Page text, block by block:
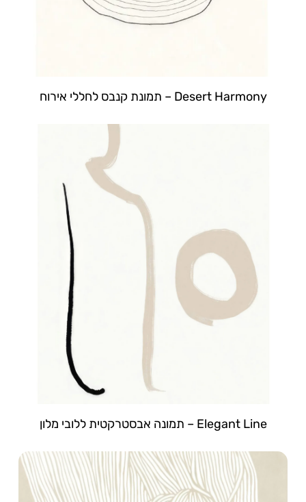
Desert Harmony – תמונת קנבס לחללי אירוח
Elegant Line – תמונה אבסטרקטית ללובי מלון